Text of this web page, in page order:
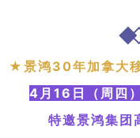
★景鸿30年加拿大
4月16日（周
特邀景鸿集团